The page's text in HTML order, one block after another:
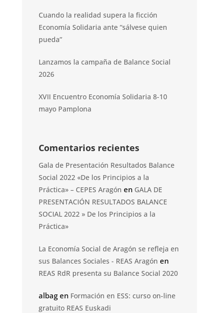
Cuando la realidad supera la ficción
Economía Solidaria ante “sálvese quien
pueda”
Lanzamos la campaña de Balance Social
2026
XVII Encuentro Economía Solidaria 8-10
mayo Pamplona
Comentarios recientes
Gala de Presentación Resultados Balance
Social 2022 «De los Principios a la
Práctica» – CEPES Aragón en GALA DE
PRESENTACIÓN RESULTADOS BALANCE
SOCIAL 2022 » De los Principios a la
Práctica»
La Economía Social de Aragón se refleja en
sus Balances Sociales - REAS Aragón en
REAS RdR presenta su Balance Social 2020
albagen Formación en ESS: curso on-line
gratuito REAS Euskadi